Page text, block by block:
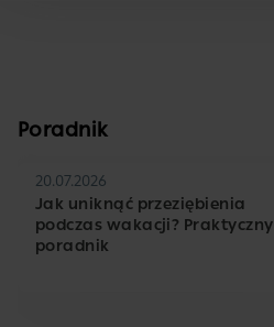
Poradnik
20.07.2026
Jak uniknąć przeziębienia
podczas wakacji? Praktyczny
poradnik